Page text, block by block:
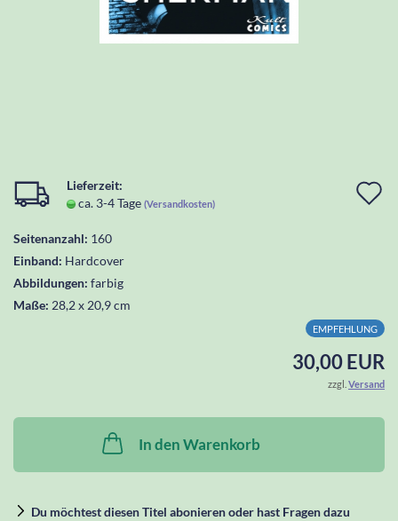
Lieferzeit:
ca. 3-4 Tage (Versandkosten)
Seitenanzahl: 160
Einband: Hardcover
Abbildungen: farbig
Maße: 28,2 x 20,9 cm
EMPFEHLUNG
30,00 EUR
zzgl. Versand
In den Warenkorb
Du möchtest diesen Titel abonieren oder hast Fragen dazu